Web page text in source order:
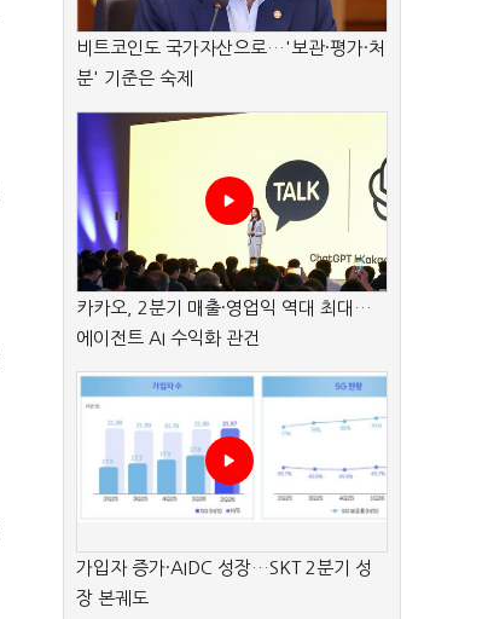
비트코인도 국가자산으로…'보관·평가·처
분' 기준은 숙제
카카오, 2분기 매출·영업익 역대 최대…
에이전트 AI 수익화 관건
가입자 증가·AIDC 성장…SKT 2분기 성
장 본궤도